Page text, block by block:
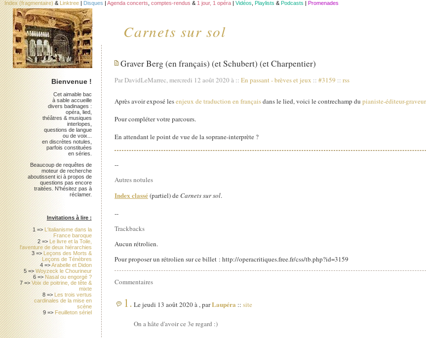
Carnets sur sol
Index (fragmentaire) & Linktree | Disques | Agenda concerts comptes-rendus & 1 jour, 1 opéra | Vidéos Playlists & Podcasts | Promenades
Graver Berg (en français) (et Schubert) (et Charpentier)
Par DavidLeMarrec, mercredi 12 août 2020 à :: En passant - brèves et jeux :: #3159 :: rss
Après avoir exposé lesenjeux de traduction en françaisdans le lied, voici le contrechamp dupianiste-éditeur-graveur
Pour compléter votre parcours.
En attendant le point de vue de la soprane-interprète ?
--
Autres notules
Index classé(partiel) de Carnets sur sol.
--
Trackbacks
Aucun rétrolien.
Pour proposer un rétrolien sur ce billet : http://operacritiques.free.fr/css/tb.php?id=3159
Commentaires
1. Le jeudi 13 août 2020 à , parLaupéra ::site
On a hâte d'avoir ce 3e regard :)
Bienvenue !
Cet aimable bac
à sable accueille
divers badinages :
opéra, lied,
théâtres & musiques
interlopes,
questions de langue
ou de voix...
en discrètes notules,
parfois constituées
en séries.
Beaucoup de requêtes de
moteur de recherche
aboutissent ici à propos de
questions pas encore
traitées. N'hésitez pas à
réclamer.
Invitations à lire :
1 => L'italianisme dans la
France baroque
2 => Le livre et la Toile,
l'aventure de deux hiérarchies
3 => Leçons des Morts &
Leçons de Ténèbres
4 =>Arabelle et Didon
5 =>Woyzeck le Chourineur
6 => Nasal ou engorgé ?
7 =>Voix de poitrine, de tête &
mixte
8 => Les trois vertus
cardinales de la mise en
scène
9 => Feuilleton sériel